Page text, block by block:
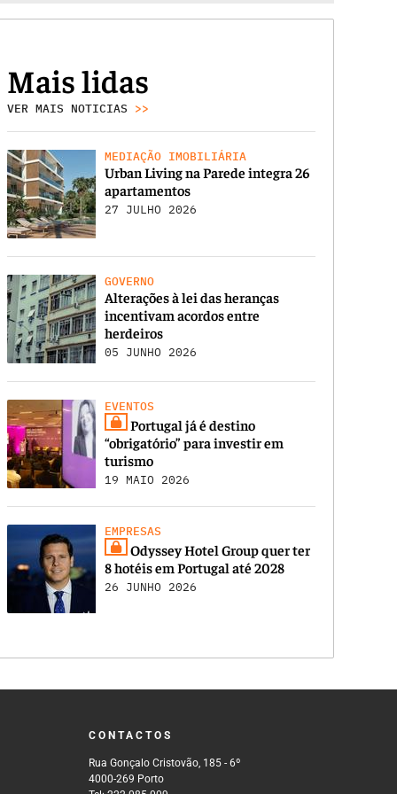
Mais lidas
VER MAIS NOTICIAS >>
MEDIAÇÃO IMOBILIÁRIA
Urban Living na Parede integra 26
apartamentos
27 JULHO 2026
GOVERNO
Alterações à lei das heranças
incentivam acordos entre
herdeiros
05 JUNHO 2026
EVENTOS
Portugal já é destino
“obrigatório” para investir em
turismo
19 MAIO 2026
EMPRESAS
Odyssey Hotel Group quer ter
8 hotéis em Portugal até 2028
26 JUNHO 2026
CONTACTOS
Rua Gonçalo Cristovão, 185 - 6º
4000-269 Porto